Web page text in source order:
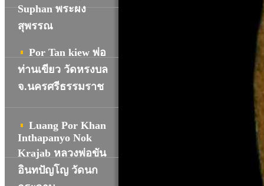
Suphan พระผง
สุพรรณ
Por Tan kiew พ่อ
ท่านเขียว วัดหรงบล
จ.นครศรีธรรมราช
Luang Por Khan
Inthapanyo Nok
Krajab หลวงพ่อขัน
อินทปัญโญ วัดนก